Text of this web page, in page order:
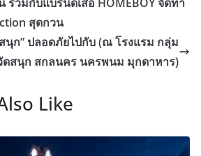
ร่วมกับแบรนด์เสื้อ HOMEBOY จัดทำ
สุดกวน
สนุก” ปลอดภัยไปกับ (ณ โรงแรม กลุ่ม
ดสนุก สกลนคร นครพนม มุกดาหาร)
Like